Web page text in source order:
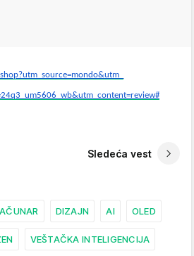
um5606_wb&utm_content=review#
Sledeća vest
DIZAJN AI OLED
VEŠTAČKA INTELIGENCIJA